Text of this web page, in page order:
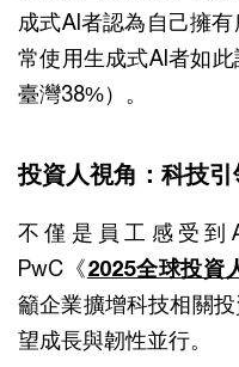
成式AI者認為自己擁
常使用生成式AI者如此
臺灣38%）。
投資人視角：科技
不僅是員工感受到
PwC《2025全球投資
籲企業擴增科技相關
望成長與韌性並行。